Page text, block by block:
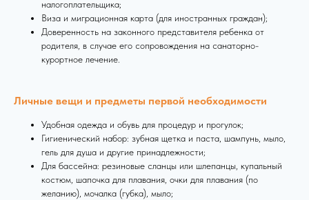
налогоплательщика;
Виза и миграционная карта (для иностранных граждан);
Доверенность на законного представителя ребенка от
родителя, в случае его сопровождения на санаторно-
курортное лечение.
Личные вещи и предметы первой необходимости
Удобная одежда и обувь для процедур и прогулок;
Гигиенический набор: зубная щетка и паста, шампунь, мыло,
гель для душа и другие принадлежности;
Для бассейна: резиновые сланцы или шлепанцы, купальный
костюм, шапочка для плавания, очки для плавания (по
желанию), мочалка (губка), мыло;